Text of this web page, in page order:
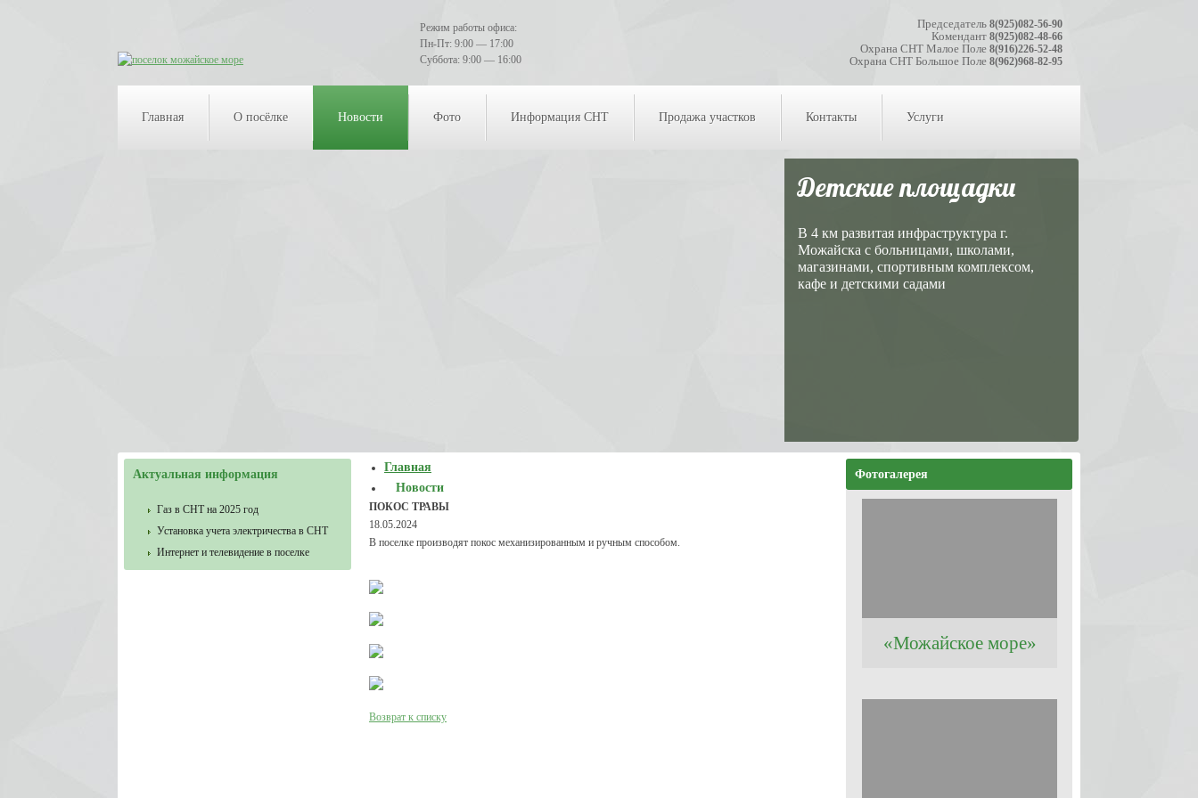
Режим работы офиса:
Пн-Пт: 9:00 — 17:00
Суббота: 9:00 — 16:00
Председатель 8(925)082-56-90
Комендант 8(925)082-48-66
Охрана СНТ Малое Поле 8(916)226-52-48
Охрана СНТ Большое Поле 8(962)968-82-95
Главная О посёлке Новости Фото Информация СНТ Продажа участков Контакты Услуги
Детские площадки
В 4 км развитая инфраструктура г.
Можайска с больницами, школами,
магазинами, спортивным комплексом,
кафе и детскими садами
Актуальная информация
Газ в СНТ на 2025 год
Установка учета электричества в СНТ
Интернет и телевидение в поселке
Главная
Новости
ПОКОС ТРАВЫ
18.05.2024
В поселке производят покос механизированным и ручным способом.
Возврат к списку
Фотогалерея
«Можайское море»